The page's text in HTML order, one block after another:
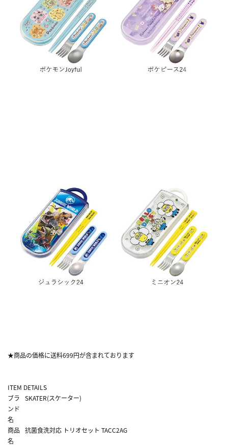
★商品の価格に送料699円が含まれております
ITEM DETAILS
ブラ
ンド
名
SKATER(スケーター)
商品
名
抗菌食洗対応 トリオセット TACC2AG